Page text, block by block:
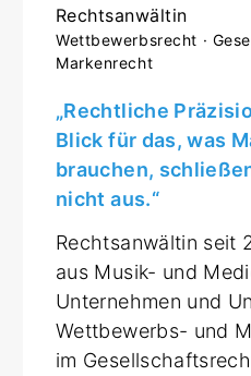
Rechtsanwältin
Wettbewerbsrecht ·
Markenrecht
„Rechtliche
Blick für das, was
brauchen,
nicht aus.“
Rechtsanwältin seit
aus Musik- und
Unternehmen und
Wettbewerbs- und
im